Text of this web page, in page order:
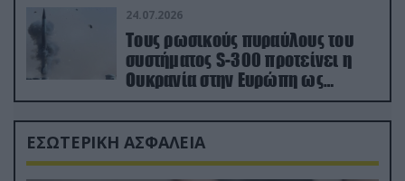
24.07.2026
Τους ρωσικούς πυραύλους του
συστήματος S-300 προτείνει η
Ουκρανία στην Ευρώπη ως
αντιβαλλιστικό σύστημα
ΕΣΩΤΕΡΙΚΗ ΑΣΦΑΛΕΙΑ